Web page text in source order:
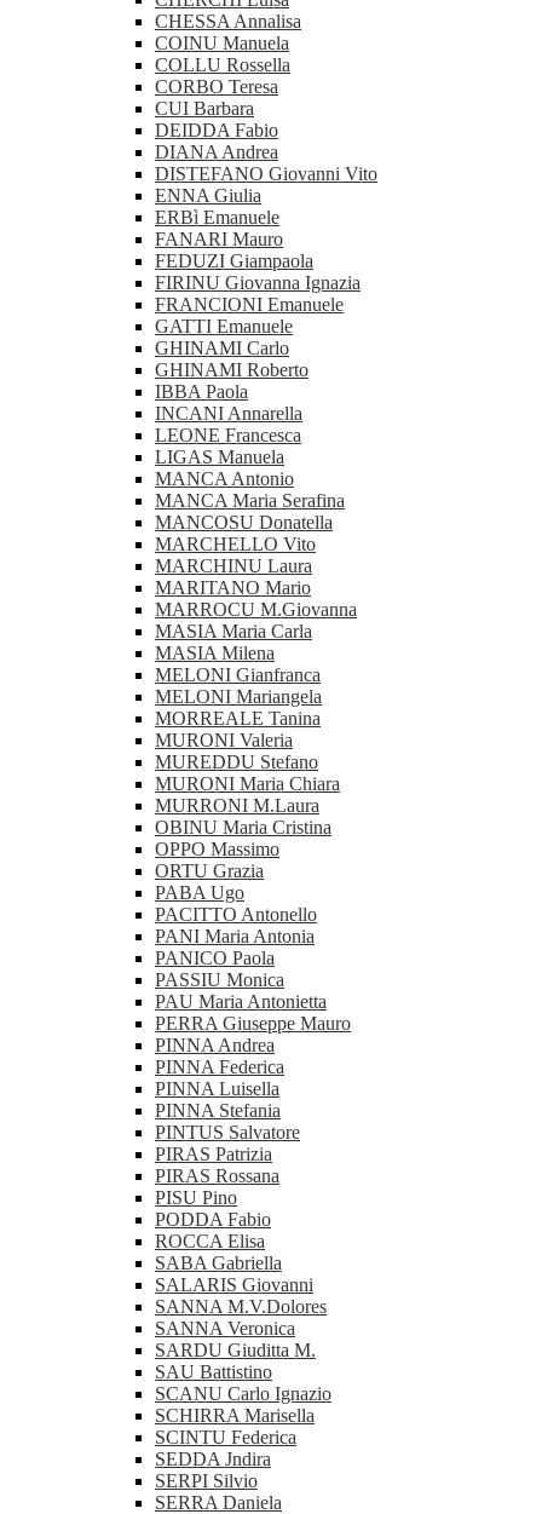
CHESSA Annalisa
COINU Manuela
COLLU Rossella
CORBO Teresa
CUI Barbara
DEIDDA Fabio
DIANA Andrea
DISTEFANO Giovanni Vito
ENNA Giulia
ERBì Emanuele
FANARI Mauro
FEDUZI Giampaola
FIRINU Giovanna Ignazia
FRANCIONI Emanuele
GATTI Emanuele
GHINAMI Carlo
GHINAMI Roberto
IBBA Paola
INCANI Annarella
LEONE Francesca
LIGAS Manuela
MANCA Antonio
MANCA Maria Serafina
MANCOSU Donatella
MARCHELLO Vito
MARCHINU Laura
MARITANO Mario
MARROCU M.Giovanna
MASIA Maria Carla
MASIA Milena
MELONI Gianfranca
MELONI Mariangela
MORREALE Tanina
MURONI Valeria
MUREDDU Stefano
MURONI Maria Chiara
MURRONI M.Laura
OBINU Maria Cristina
OPPO Massimo
ORTU Grazia
PABA Ugo
PACITTO Antonello
PANI Maria Antonia
PANICO Paola
PASSIU Monica
PAU Maria Antonietta
PERRA Giuseppe Mauro
PINNA Andrea
PINNA Federica
PINNA Luisella
PINNA Stefania
PINTUS Salvatore
PIRAS Patrizia
PIRAS Rossana
PISU Pino
PODDA Fabio
ROCCA Elisa
SABA Gabriella
SALARIS Giovanni
SANNA M.V.Dolores
SANNA Veronica
SARDU Giuditta M.
SAU Battistino
SCANU Carlo Ignazio
SCHIRRA Marisella
SCINTU Federica
SEDDA Jndira
SERPI Silvio
SERRA Daniela